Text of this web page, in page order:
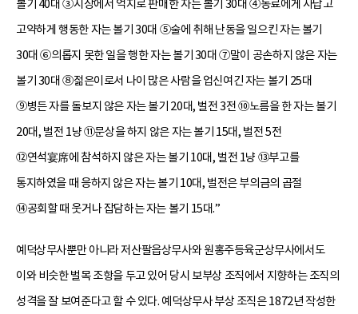
볼기 40대 ③시장에서 억지로 판매한 자는 볼기 30대 ④동료에게 사납고
고약하게 행동한 자는 볼기 30대 ⑤술에 취해 난동을 일으킨 자는 볼기
30대 ⑥의롭지 못한 일을 행한 자는 볼기 30대 ⑦말이 공손하지 않은 자는
볼기 30대 ⑧젊은이로서 나이 많은 사람을 업신여긴 자는 볼기 25대
⑨병든 자를 돌보지 않은 자는 볼기 20대, 벌전 3전 ⑩노름을 한 자는 볼기
20대, 벌전 1냥 ⑪문상을 하지 않은 자는 볼기 15대, 벌전 5전
⑫연석宴席에 참석하지 않은 자는 볼기 10대, 벌전 1냥 ⑬부고를
통지하였을 때 응하지 않은 자는 볼기 10대, 벌전은 부의금의 곱절
⑭공회할 때 웃거나 잡담하는 자는 볼기 15대.”
예덕상무사뿐만 아니라 저산팔읍상무사와 원홍주등육군상무사에서도
이와 비슷한 벌목 조항을 두고 있어 당시 보부상 조직에서 지향하는 조직의
성격을 잘 보여준다고 할 수 있다. 예덕상무사 부상 조직은 1872년 작성한